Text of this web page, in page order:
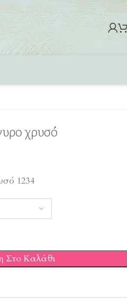
χρυσό
1234
Στο Καλάθι